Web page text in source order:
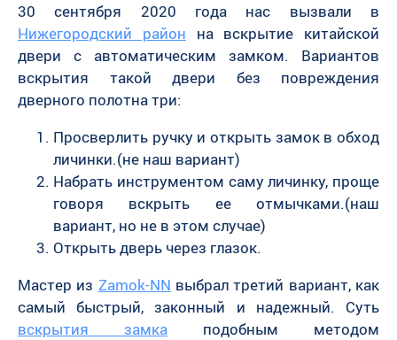
30 сентября 2020 года нас вызвали в
Нижегородский район на вскрытие китайской
двери с автоматическим замком. Вариантов
вскрытия такой двери без повреждения
дверного полотна три:
Просверлить ручку и открыть замок в обход
личинки.(не наш вариант)
Набрать инструментом саму личинку, проще
говоря вскрыть ее отмычками.(наш
вариант, но не в этом случае)
Открыть дверь через глазок.
Мастер из Zamok-NN выбрал третий вариант, как
самый быстрый, законный и надежный. Суть
вскрытия замка подобным методом